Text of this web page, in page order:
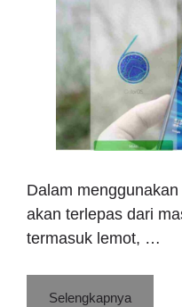
Dalam
akan terlepas dari
termasuk lemot, …
Selengkapnya